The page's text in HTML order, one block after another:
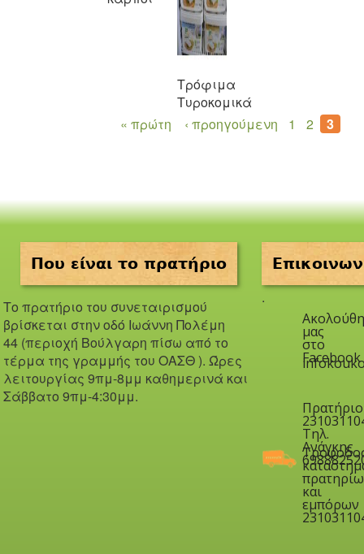
Τρόφιμα
Tυροκομικά
Σελίδες
« πρώτη ‹ προηγούμενη 1 2 3
Που είναι το πρατήριο
Το πρατήριο του συνεταιρισμού
βρίσκεται στην οδό Iωάννη Πολέμη
44 (περιοχή Βούλγαρη πίσω από το
τέρμα της γραμμής του ΟΑΣΘ ). Ώρες
λειτουργίας 9πμ-8μμ καθημερινά και
Σάββατο 9πμ-4:30μμ.
.
μας
στο
Facebook
Πρατήριο
Τηλ.
Ανάγκης
και
εμπόρων